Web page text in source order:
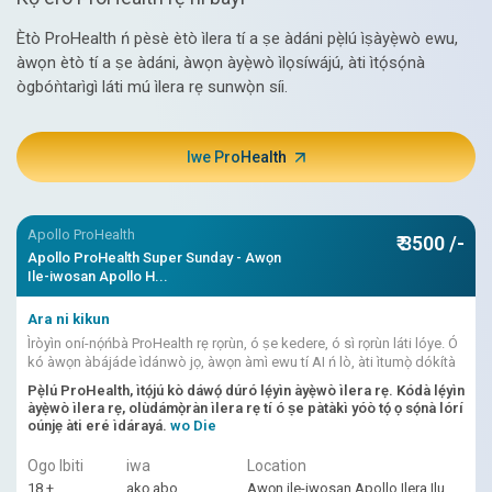
Ètò ProHealth ń pèsè ètò ìlera tí a ṣe àdáni pẹ̀lú ìṣàyẹ̀wò ewu,
àwọn ètò tí a ṣe àdáni, àwọn àyẹ̀wò ìlọsíwájú, àti ìtọ́sọ́nà
ògbóǹtarìgì láti mú ìlera rẹ sunwọ̀n síi.
Iwe ProHealth
Apollo ProHealth
Apollo ProHealth Super Sunday - Awọn
Ile-iwosan Apollo H...
₹ 3500 /-
Ara ni kikun
Ìròyìn oní-nọ́ńbà ProHealth rẹ rọrùn, ó ṣe kedere, ó sì rọrùn láti lóye. Ó
kó àwọn àbájáde ìdánwò jọ, àwọn àmì ewu tí AI ń lò, àti ìtumọ̀ dókítà
Pẹ̀lú ProHealth, ìtọ́jú kò dáwọ́ dúró lẹ́yìn àyẹ̀wò ìlera rẹ. Kódà lẹ́yìn
àyẹ̀wò ìlera rẹ, olùdámọ̀ràn ìlera rẹ tí ó ṣe pàtàkì yóò tọ́ ọ sọ́nà lórí
oúnjẹ àti eré ìdárayá. wo Die
Ogo Ibiti
18 +
iwa
akọ abo
Location
Awọn ile-iwosan Apollo Ilera Ilu